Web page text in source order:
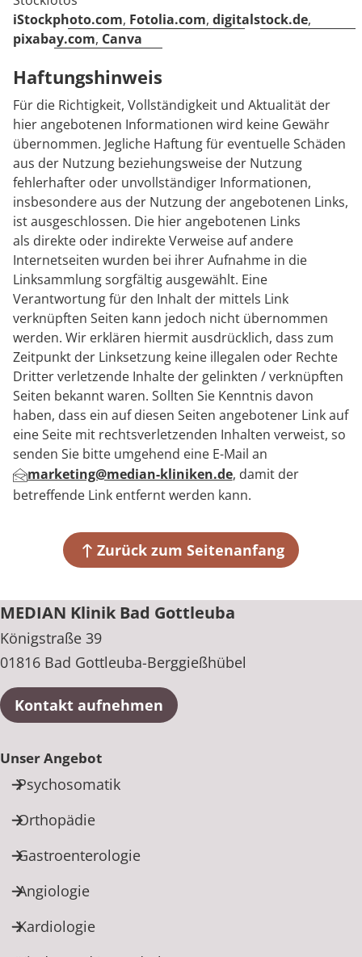
iStockphoto.com, Fotolia.com, digitalstock.de,
pixabay.com, Canva
Haftungshinweis
Für die Richtigkeit, Vollständigkeit und Aktualität der
hier angebotenen Informationen wird keine Gewähr
übernommen. Jegliche Haftung für eventuelle Schäden
aus der Nutzung beziehungsweise der Nutzung
fehlerhafter oder unvollständiger Informationen,
insbesondere aus der Nutzung der angebotenen Links,
ist ausgeschlossen. Die hier angebotenen Links
als direkte oder indirekte Verweise auf andere
Internetseiten wurden bei ihrer Aufnahme in die
Linksammlung sorgfältig ausgewählt. Eine
Verantwortung für den Inhalt der mittels Link
verknüpften Seiten kann jedoch nicht übernommen
werden. Wir erklären hiermit ausdrücklich, dass zum
Zeitpunkt der Linksetzung keine illegalen oder Rechte
Dritter verletzende Inhalte der gelinkten / verknüpften
Seiten bekannt waren. Sollten Sie Kenntnis davon
haben, dass ein auf diesen Seiten angebotener Link auf
eine Seite mit rechtsverletzenden Inhalten verweist, so
senden Sie bitte umgehend eine E-Mail an
marketing@median-kliniken.de, damit der
betreffende Link entfernt werden kann.
Zurück zum Seitenanfang
MEDIAN Klinik Bad Gottleuba
Königstraße 39
01816 Bad Gottleuba-Berggießhübel
Kontakt aufnehmen
Unser Angebot
Psychosomatik
Orthopädie
Gastroenterologie
Angiologie
Kardiologie